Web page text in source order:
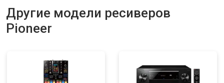
Другие модели ресиверов
Pioneer